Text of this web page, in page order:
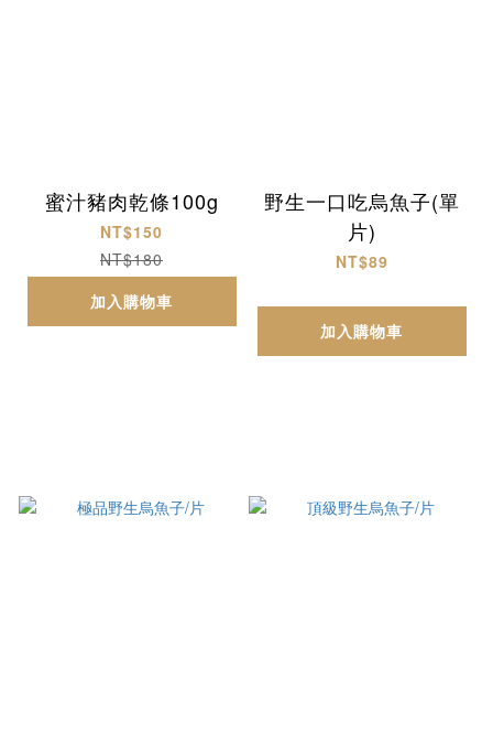
蜜汁豬肉乾條100g
NT$150
NT$180
加入購物車
野生一口吃烏魚子(單
片)
NT$89
加入購物車